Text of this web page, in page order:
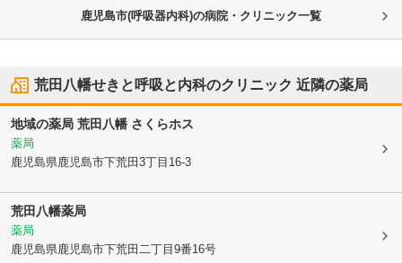
鹿児島市(呼吸器内科)の病院・クリニック一覧
荒田八幡せきと呼吸と内科のクリニック 近隣の薬局
地域の薬局 荒田八幡 さくらホス
薬局
鹿児島県鹿児島市下荒田3丁目16-3
荒田八幡薬局
薬局
鹿児島県鹿児島市下荒田二丁目9番16号